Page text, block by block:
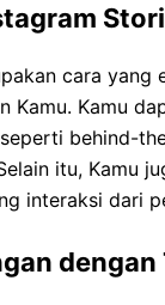
cara
Kamu. Kamu
behind-
itu, Kamu
interaksi dari
dengan